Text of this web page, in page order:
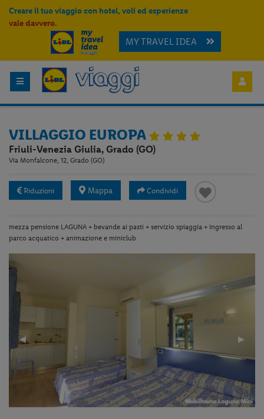
Creare il tuo viaggio con hotel, voli ed esperienze
vale davvero.
MY TRAVEL IDEA
VILLAGGIO EUROPA
Friuli-Venezia Giulia, Grado (GO)
Via Monfalcone, 12, Grado (GO)
Riduzioni Mappa Condividi
mezza pensione LAGUNA + bevande ai pasti + servizio spiaggia + ingresso al
parco acquatico + animazione e miniclub
Previous
Slide
◀︎
Next
▶︎